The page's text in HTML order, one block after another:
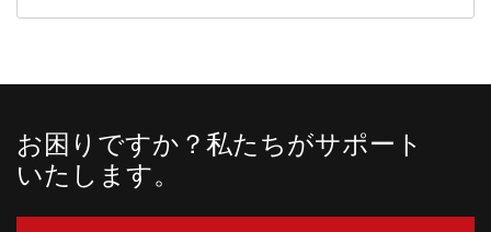
お困りですか？私たちがサポート
いたします。